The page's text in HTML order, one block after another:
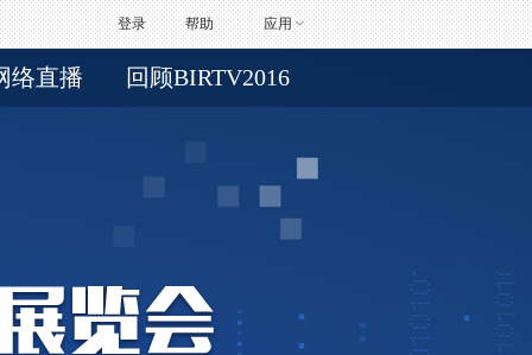
帮助 应用
登录
络直播 回顾BIRTV2016